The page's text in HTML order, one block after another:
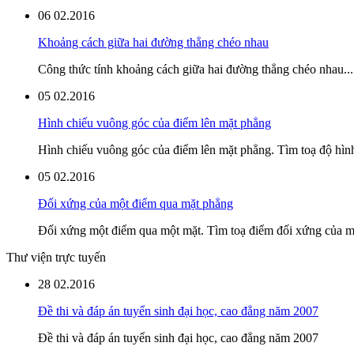
06 02.2016
Khoảng cách giữa hai đường thẳng chéo nhau
Công thức tính khoảng cách giữa hai đường thẳng chéo
05 02.2016
Hình chiếu vuông góc của điểm lên mặt phẳng
Hình chiếu vuông góc của điểm lên mặt phẳng. Tìm toạ độ
05 02.2016
Đối xứng của một điểm qua mặt phẳng
Đối xứng một điểm qua một mặt. Tìm toạ điểm đối xứng của
Thư viện trực tuyến
28 02.2016
Đề thi và đáp án tuyển sinh đại học, cao đẳng năm 2007
Đề thi và đáp án tuyển sinh đại học, cao đẳng năm 2007